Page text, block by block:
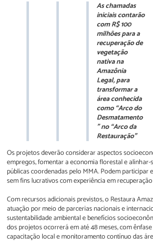
As chamadas
iniciais contarão
com R$ 100
milhões para a
recuperação de
vegetação
nativa na
Amazônia
Legal, para
transformar a
área conhecida
como “Arco do
Desmatamento
” no “Arco da
Restauração”
Os projetos deverão considerar aspectos
empregos, fomentar a economia florestal e alinhar-
públicas coordenadas pelo MMA. Podem participar
sem fins lucrativos com experiência em
Com recursos adicionais previstos, o Restaura
atuação por meio de parcerias nacionais e
sustentabilidade ambiental e benefícios
dos projetos ocorrerá em até 48 meses, com
capacitação local e monitoramento contínuo das